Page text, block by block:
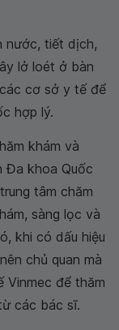
nước, tiết dịch,
lở loét ở bàn
cơ sở y tế để
hợp lý.
khám và
Đa khoa Quốc
tâm chăm
sàng lọc và
khi có dấu hiệu
chủ quan mà
Vinmec để thăm
các bác sĩ.